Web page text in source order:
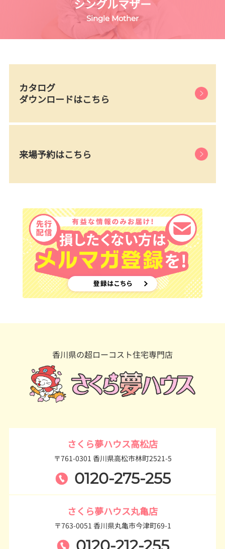
シングルマザー
Single Mother
カタログ
ダウンロードはこちら
来場予約はこちら
香川県の超ローコスト住宅専門店
さくら夢ハウス高松店
〒761-0301 香川県高松市林町2521-5
0120-275-255
さくら夢ハウス丸亀店
〒763-0051 香川県丸亀市今津町69-1